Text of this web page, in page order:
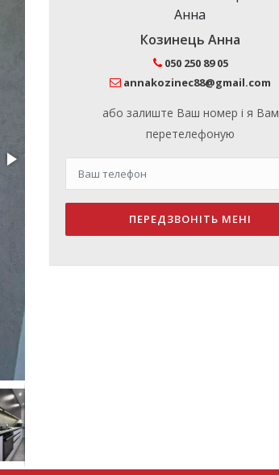
Козинець Анна
050 250 89 05
annakozinec88@gmail.com
або залиште Ваш номер і я Вам
перетелефоную
ПЕРЕДЗВОНІТЬ МЕНІ